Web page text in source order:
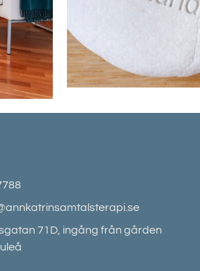
71D, ingång från gården